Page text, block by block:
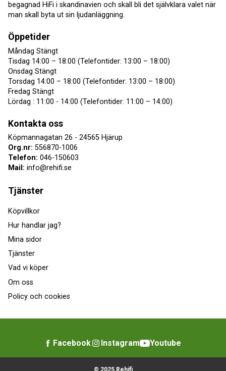
begagnad HiFi i skandinavien och skall bli det självklara valet när
man skall byta ut sin ljudanläggning.
Öppetider
Måndag Stängt
Tisdag 14:00 – 18:00 (Telefontider: 13:00 – 18:00)
Onsdag Stängt
Torsdag 14:00 – 18:00 (Telefontider: 13:00 – 18:00)
Fredag Stängt
Lördag : 11:00 - 14:00 (Telefontider: 11:00 – 14:00)
Kontakta oss
Köpmannagatan 26 - 24565 Hjärup
Org.nr: 556870-1006
Telefon: 046-150603
Mail: info@rehifi.se
Tjänster
Köpvillkor
Hur handlar jag?
Mina sidor
Tjänster
Vad vi köper
Om oss
Policy och cookies
Facebook Instagram Youtube
© 2025 Rehifi